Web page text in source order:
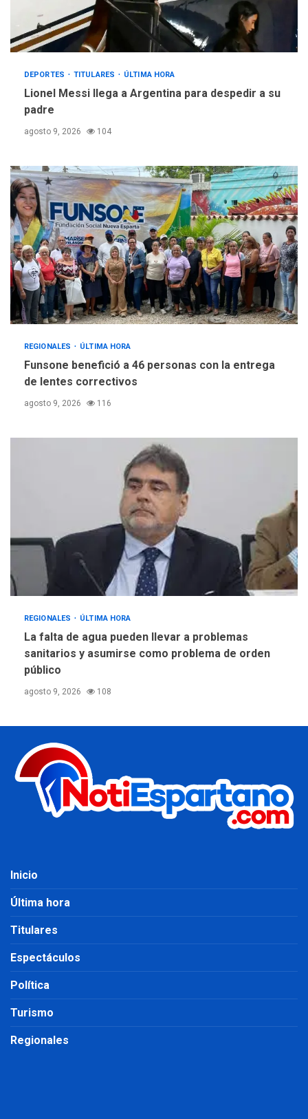
DEPORTES TITULARES ÚLTIMA HORA
Lionel Messi llega a Argentina para despedir a su
padre
agosto 9, 2026 104
REGIONALES ÚLTIMA HORA
Funsone benefició a 46 personas con la entrega
de lentes correctivos
agosto 9, 2026 116
REGIONALES ÚLTIMA HORA
La falta de agua pueden llevar a problemas
sanitarios y asumirse como problema de orden
público
agosto 9, 2026 108
Inicio
Última hora
Titulares
Espectáculos
Política
Turismo
Regionales